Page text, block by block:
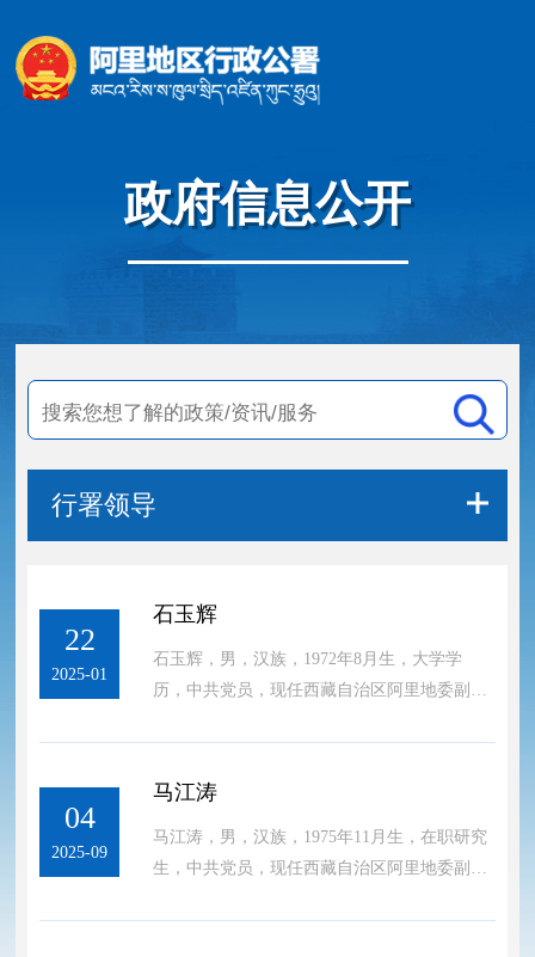
政府信息公开
行署领导
22
2025-01
石玉辉
石玉辉，男，汉族，1972年8月生，大学学
历，中共党员，现任西藏自治区阿里地委副书
04
2025-09
马江涛
马江涛，男，汉族，1975年11月生，在职研究
生，中共党员，现任西藏自治区阿里地委副书